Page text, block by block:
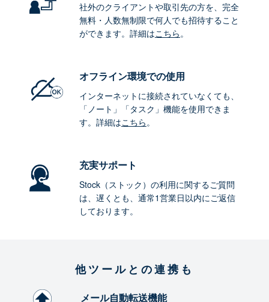
社外のクライアントや取引先の方を、完全
無料・人数無制限で何人でも招待すること
ができます。詳細はこちら。
オフライン環境での使用
インターネットに接続されていなくても、
「ノート」「タスク」機能を使用できま
す。詳細はこちら。
充実サポート
Stock（ストック）の利用に関するご質問
は、遅くとも、通常1営業日以内にご返信
しております。
他ツールとの連携も
メール自動転送機能